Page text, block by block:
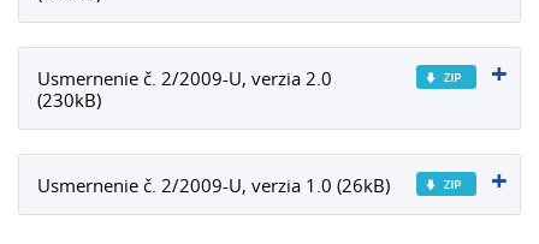
Usmernenie č. 2/2009-U, verzia 2.0
(230kB)
Usmernenie č. 2/2009-U, verzia 1.0 (26kB)